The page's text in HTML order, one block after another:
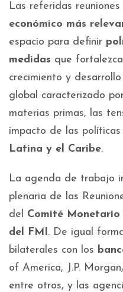
Las referidas
económico más
espacio para definir
medidas que
crecimiento y
global caracterizado
materias primas, las
impacto de las
Latina y el Caribe.
La agenda de trabajo
plenaria de las
del Comité
del FMI. De igual
bilaterales con los
of America, J.P.
entre otros, y las